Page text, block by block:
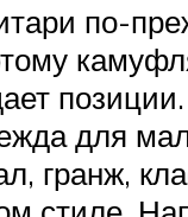
по-
для
гранж,